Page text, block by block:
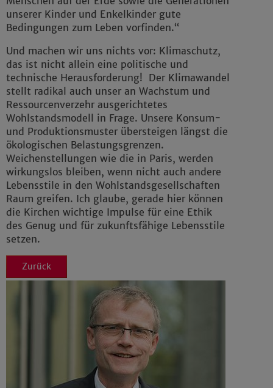
unserer Kinder und Enkelkinder gute
Bedingungen zum Leben vorfinden.“
Und machen wir uns nichts vor: Klimaschutz,
das ist nicht allein eine politische und
technische Herausforderung! Der Klimawandel
stellt radikal auch unser an Wachstum und
Ressourcenverzehr ausgerichtetes
Wohlstandsmodell in Frage. Unsere Konsum-
und Produktionsmuster übersteigen längst die
ökologischen Belastungsgrenzen.
Weichenstellungen wie die in Paris, werden
wirkungslos bleiben, wenn nicht auch andere
Lebensstile in den Wohlstandsgesellschaften
Raum greifen. Ich glaube, gerade hier können
die Kirchen wichtige Impulse für eine Ethik
des Genug und für zukunftsfähige Lebensstile
setzen.
Zurück